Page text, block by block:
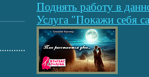
Поднять работу в
Услуга "Покажи себя